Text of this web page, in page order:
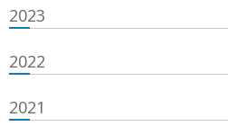
2023
2022
2021